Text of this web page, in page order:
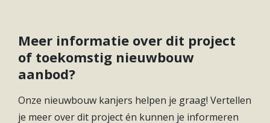
Meer informatie over dit project
of toekomstig nieuwbouw
aanbod?
Onze nieuwbouw kanjers helpen je graag! Vertellen
je meer over dit project én kunnen je informeren